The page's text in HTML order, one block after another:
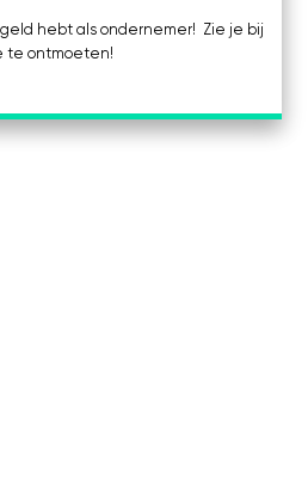
hebt als ondernemer! Zie je bij
te ontmoeten!